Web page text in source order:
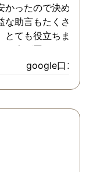
かったので決めまし
な助言もたくさん頂
とても役立ちました
な人が困っていたら
紹介したいと思える
務所です
google口コミ